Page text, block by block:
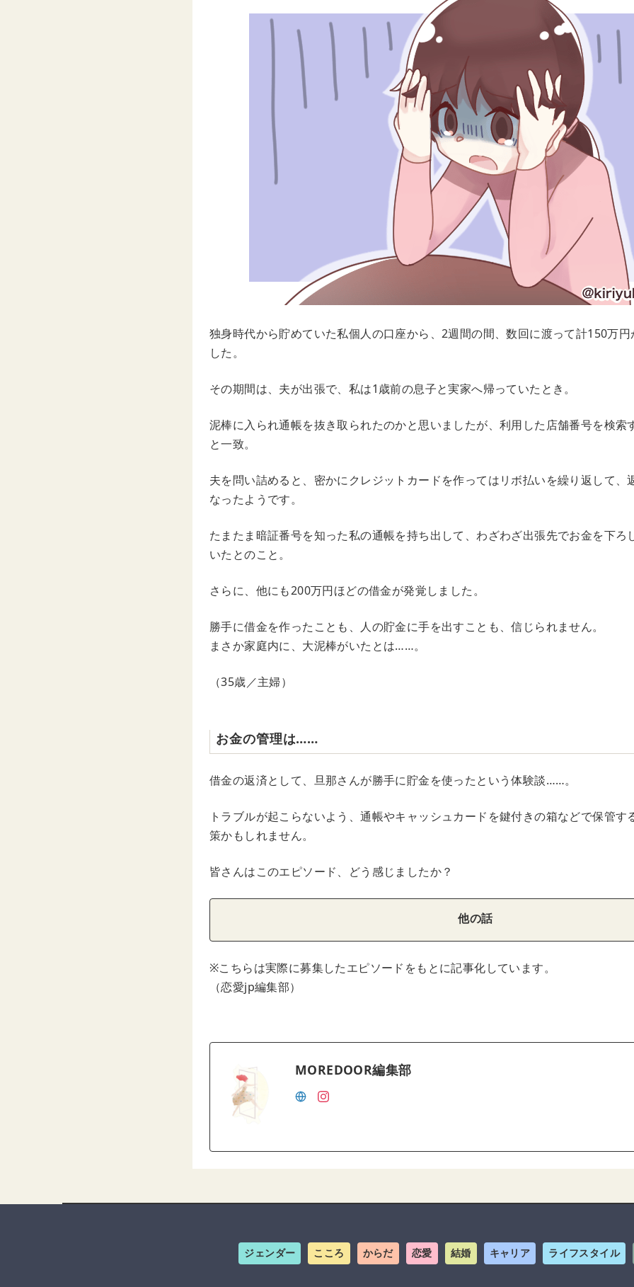
独身時代から貯めていた私個人の口座から、2週間の間、数回に渡って計150万円
した。
その期間は、夫が出張で、私は1歳前の息子と実家へ帰っていたとき。
泥棒に入られ通帳を抜き取られたのかと思いましたが、利用した店舗番号を検索
と一致。
夫を問い詰めると、密かにクレジットカードを作ってはリボ払いを繰り返して、
なったようです。
たまたま暗証番号を知った私の通帳を持ち出して、わざわざ出張先でお金を下ろ
いたとのこと。
さらに、他にも200万円ほどの借金が発覚しました。
勝手に借金を作ったことも、人の貯金に手を出すことも、信じられません。
まさか家庭内に、大泥棒がいたとは……。
（35歳／主婦）
お金の管理は……
借金の返済として、旦那さんが勝手に貯金を使ったという体験談……。
トラブルが起こらないよう、通帳やキャッシュカードを鍵付きの箱などで保管す
策かもしれません。
皆さんはこのエピソード、どう感じましたか？
他の話
※こちらは実際に募集したエピソードをもとに記事化しています。
（恋愛jp編集部）
MOREDOOR編集部
ジェンダー こころ からだ 恋愛 結婚 キャリア ライフスタイル